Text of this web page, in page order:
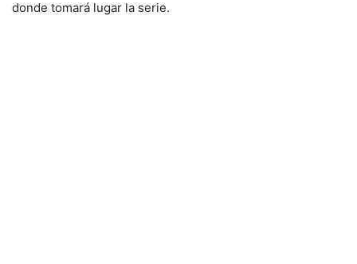
donde tomará lugar la serie.